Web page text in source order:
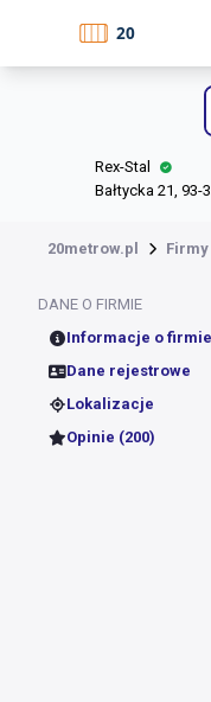
Rex-Stal
Bałtycka 21, 93-
20metrow.pl Firmy
DANE O FIRMIE
Informacje o firmie
Dane rejestrowe
Lokalizacje
Opinie (200)